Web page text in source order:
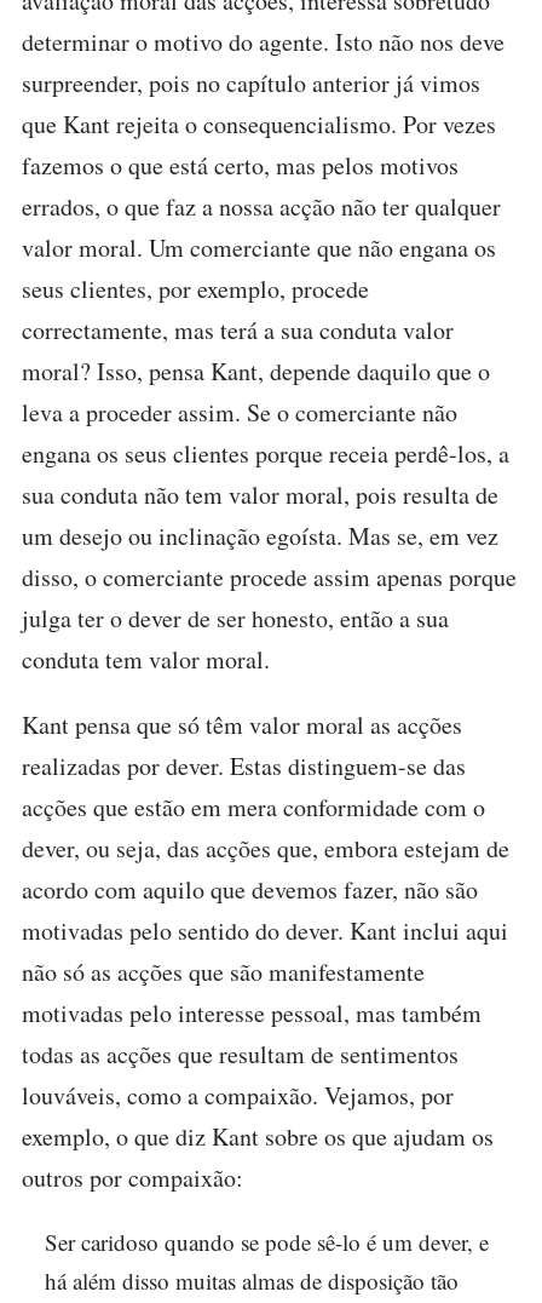
determinar o motivo do agente. Isto não nos deve
surpreender, pois no capítulo anterior já vimos
que Kant rejeita o consequencialismo. Por vezes
fazemos o que está certo, mas pelos motivos
errados, o que faz a nossa acção não ter qualquer
valor moral. Um comerciante que não engana os
seus clientes, por exemplo, procede
correctamente, mas terá a sua conduta valor
moral? Isso, pensa Kant, depende daquilo que o
leva a proceder assim. Se o comerciante não
engana os seus clientes porque receia perdê-los, a
sua conduta não tem valor moral, pois resulta de
um desejo ou inclinação egoísta. Mas se, em vez
disso, o comerciante procede assim apenas porque
julga ter o dever de ser honesto, então a sua
conduta tem valor moral.
Kant pensa que só têm valor moral as acções
realizadas por dever. Estas distinguem-se das
acções que estão em mera conformidade com o
dever, ou seja, das acções que, embora estejam de
acordo com aquilo que devemos fazer, não são
motivadas pelo sentido do dever. Kant inclui aqui
não só as acções que são manifestamente
motivadas pelo interesse pessoal, mas também
todas as acções que resultam de sentimentos
louváveis, como a compaixão. Vejamos, por
exemplo, o que diz Kant sobre os que ajudam os
outros por compaixão:
Ser caridoso quando se pode sê-lo é um dever, e
há além disso muitas almas de disposição tão